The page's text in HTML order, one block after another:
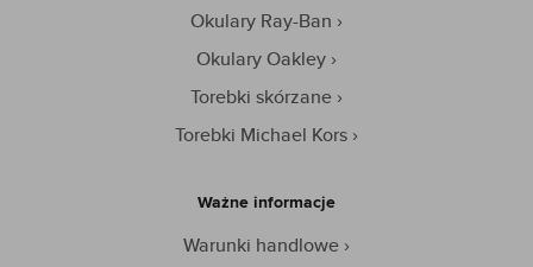
Okulary Ray-Ban
Okulary Oakley
Torebki skórzane
Torebki Michael Kors
Ważne informacje
Warunki handlowe